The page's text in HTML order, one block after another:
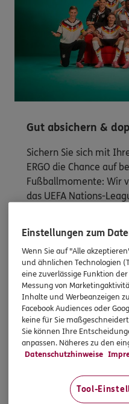
Gut absichern &
Sichern Sie sich mit
ERGO die Chance auf
Fußballmomente: Wir
das UEFA Nations-
Entdecken Sie
Einstellungen zum
Wenn Sie auf "Alle
und ähnlichen Technologien
eine zuverlässige Funktion
Messung von
Inhalte und Werbeanzeigen
Facebook Audiences oder
keine für Sie
Sie können Ihre
anpassen. Näheres zu den
Datenschutzhinweise
Tool-